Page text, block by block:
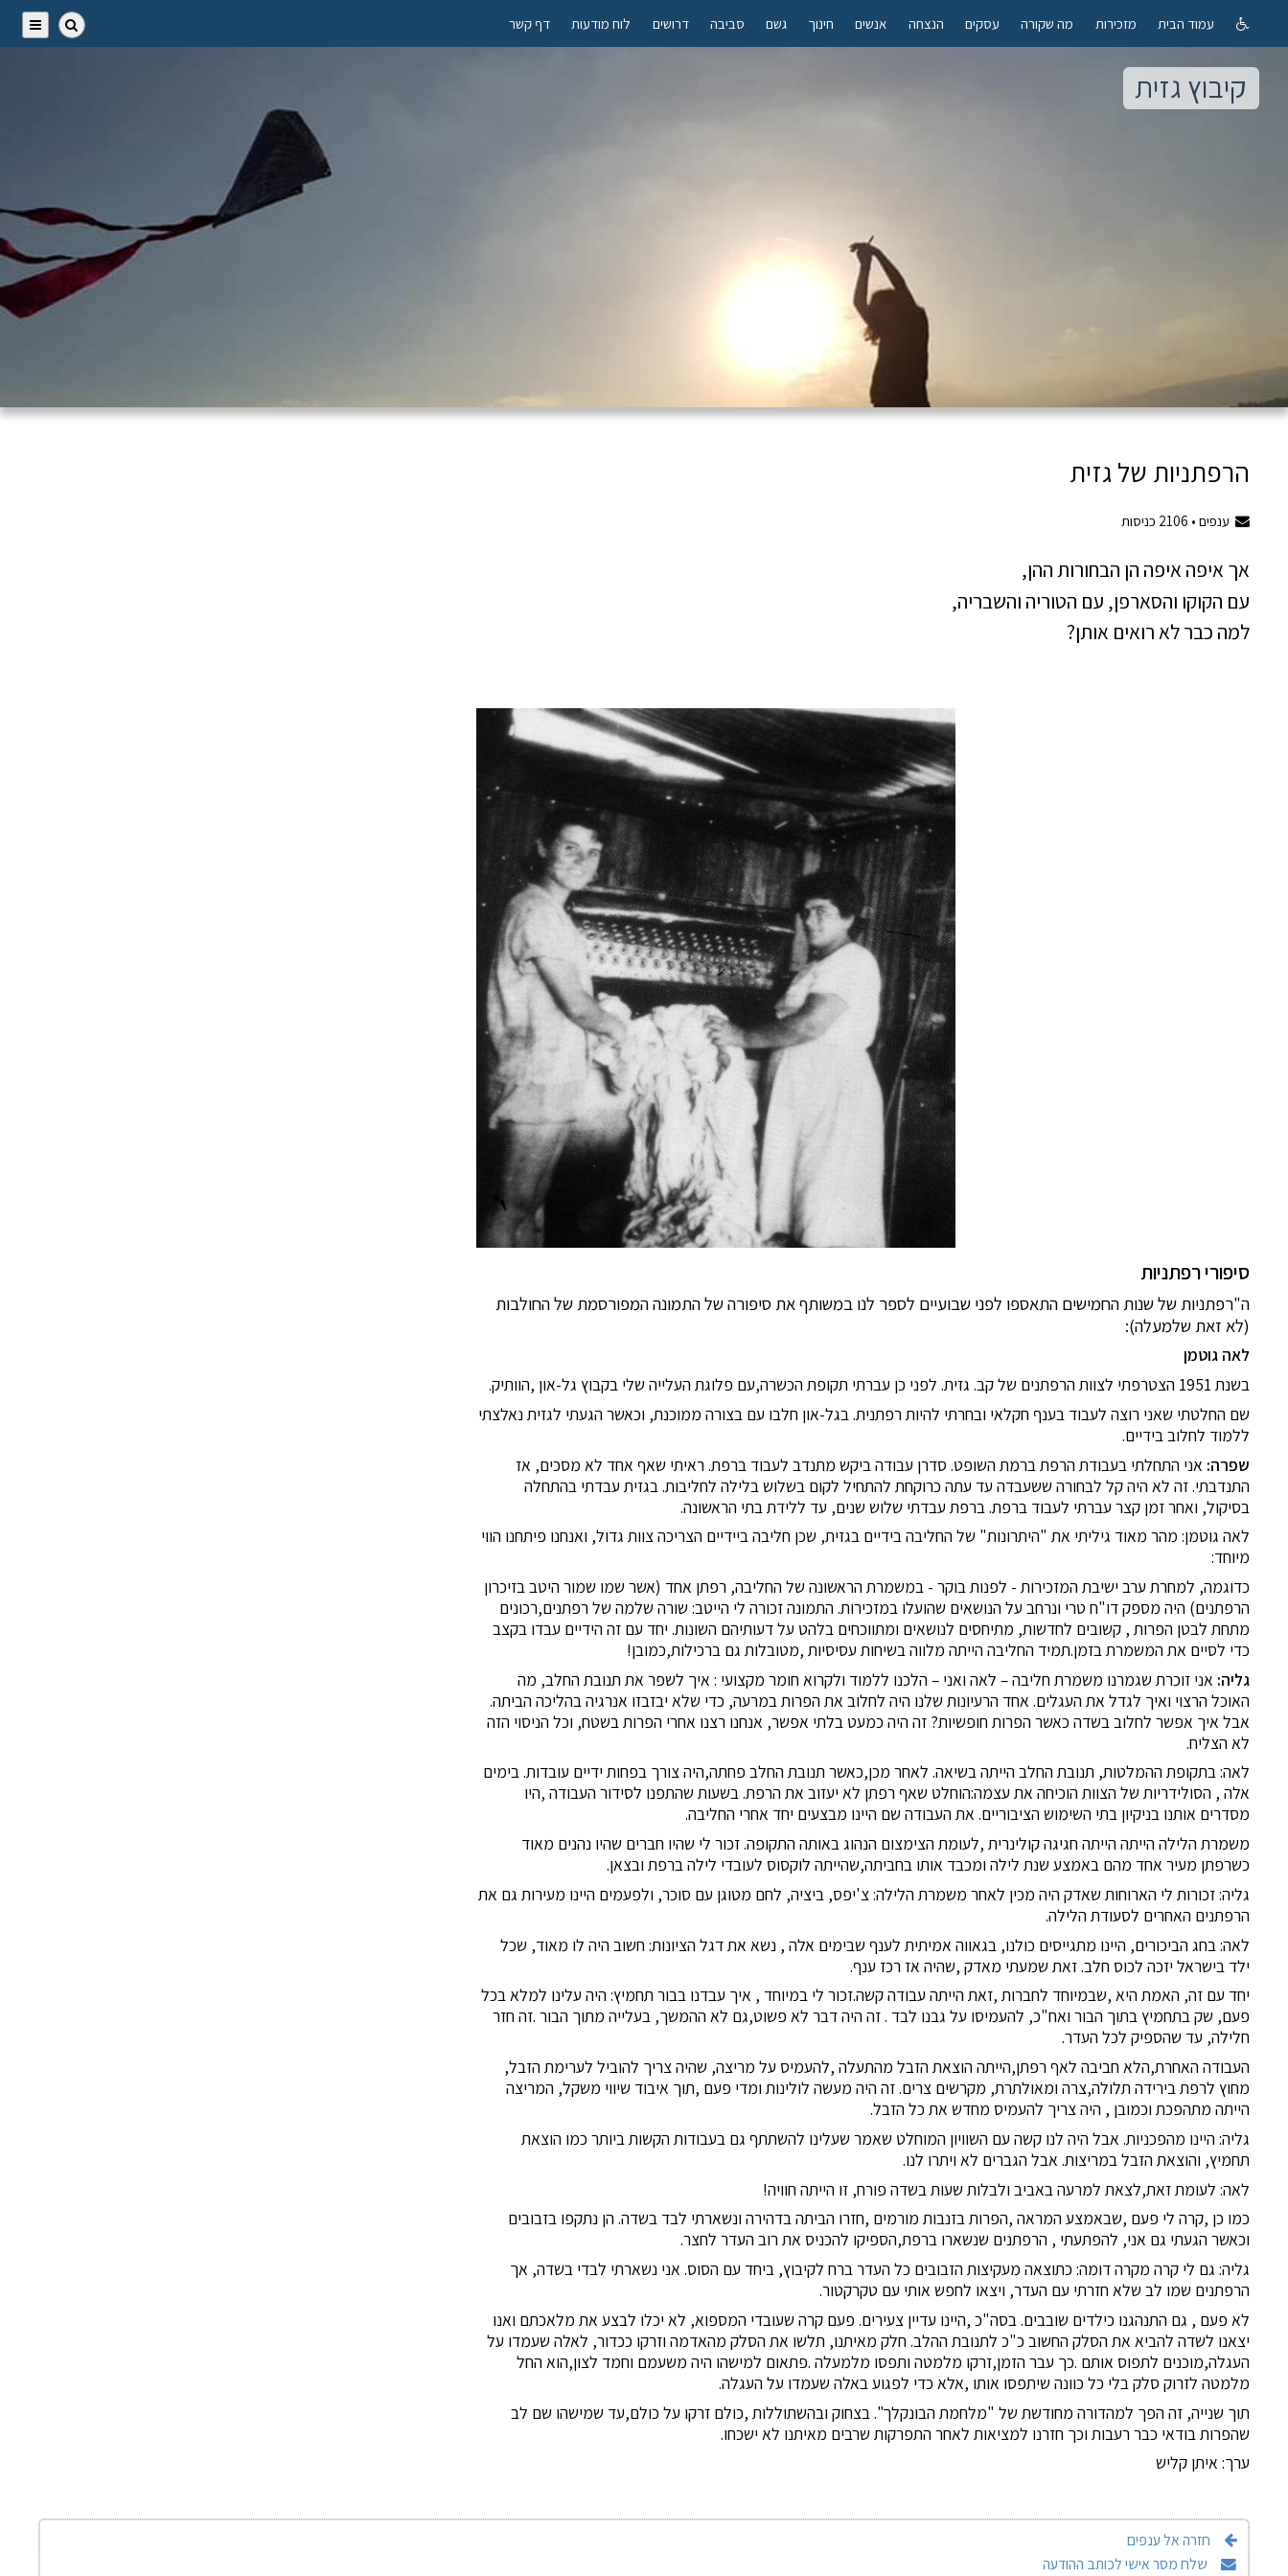
עמוד הבית מזכירות מה שקורה עסקים הנצחה אנשים חינוך גשם סביבה דרושים לוח מודעות דף קשר
קיבוץ גזית
הרפתניות של גזית
ענפים • 2106 כניסות
אך איפה איפה הן הבחורות ההן,
עם הקוקו והסארפן, עם הטוריה והשבריה,
למה כבר לא רואים אותן?
סיפורי רפתניות
ה"רפתניות של שנות החמישים התאספו לפני שבועיים לספר לנו במשותף את סיפורה של התמונה המפורסמת של החולבות
(לא זאת שלמעלה):
לאה גוטמן
בשנת 1951 הצטרפתי לצוות הרפתנים של קב. גזית. לפני כן עברתי תקופת הכשרה,עם פלוגת העלייה שלי בקבוץ גל-און ,הוותיק.
שם החלטתי שאני רוצה לעבוד בענף חקלאי ובחרתי להיות רפתנית. בגל-און חלבו עם בצורה ממוכנת, וכאשר הגעתי לגזית נאלצתי
ללמוד לחלוב בידיים.
שפרה: אני התחלתי בעבודת הרפת ברמת השופט. סדרן עבודה ביקש מתנדב לעבוד ברפת. ראיתי שאף אחד לא מסכים, אז
התנדבתי. זה לא היה קל לבחורה ששעבדה עד עתה כרוקחת להתחיל לקום בשלוש בלילה לחליבות. בגזית עבדתי בהתחלה
בסיקול, ואחר זמן קצר עברתי לעבוד ברפת. ברפת עבדתי שלוש שנים, עד ללידת בתי הראשונה.
לאה גוטמן: מהר מאוד גיליתי את "היתרונות" של החליבה בידיים בגזית, שכן חליבה ביידיים הצריכה צוות גדול, ואנחנו פיתחנו הווי
מיוחד:
כדוגמה, למחרת ערב ישיבת המזכירות - לפנות בוקר - במשמרת הראשונה של החליבה, רפתן אחד (אשר שמו שמור היטב בזיכרון
הרפתנים) היה מספק דו"ח טרי ונרחב על הנושאים שהועלו במזכירות. התמונה זכורה לי הייטב: שורה שלמה של רפתנים,רכונים
מתחת לבטן הפרות , קשובים לחדשות, מתיחסים לנושאים ומתווכחים בלהט על דעותיהם השונות. יחד עם זה הידיים עבדו בקצב
כדי לסיים את המשמרת בזמן.תמיד החליבה הייתה מלווה בשיחות עסיסיות ,מטובלות גם ברכילות,כמובן!
גליה: אני זוכרת שגמרנו משמרת חליבה – לאה ואני – הלכנו ללמוד ולקרוא חומר מקצועי : איך לשפר את תנובת החלב, מה
האוכל הרצוי ואיך לגדל את העגלים. אחד הרעיונות שלנו היה לחלוב את הפרות במרעה, כדי שלא יבזבזו אנרגיה בהליכה הביתה.
אבל איך אפשר לחלוב בשדה כאשר הפרות חופשיות? זה היה כמעט בלתי אפשר, אנחנו רצנו אחרי הפרות בשטח, וכל הניסוי הזה
לא הצליח.
לאה: בתקופת ההמלטות, תנובת החלב הייתה בשיאה. לאחר מכן,כאשר תנובת החלב פחתה,היה צורך בפחות ידיים עובדות. בימים
אלה , הסולידריות של הצוות הוכיחה את עצמה:הוחלט שאף רפתן לא יעזוב את הרפת. בשעות שהתפנו לסידור העבודה ,היו
מסדרים אותנו בניקיון בתי השימוש הציבוריים. את העבודה שם היינו מבצעים יחד אחרי החליבה.
משמרת הלילה הייתה הייתה חגיגה קולינרית ,לעומת הצימצום הנהוג באותה התקופה. זכור לי שהיו חברים שהיו נהנים מאוד
כשרפתן מעיר אחד מהם באמצע שנת לילה ומכבד אותו בחביתה,שהייתה לוקסוס לעובדי לילה ברפת ובצאן.
גליה: זכורות לי הארוחות שאדק היה מכין לאחר משמרת הלילה: צ'יפס, ביציה, לחם מטוגן עם סוכר, ולפעמים היינו מעירות גם את
הרפתנים האחרים לסעודת הלילה.
לאה: בחג הביכורים, היינו מתגייסים כולנו, בגאווה אמיתית לענף שבימים אלה , נשא את דגל הציונות: חשוב היה לו מאוד, שכל
ילד בישראל יזכה לכוס חלב. זאת שמעתי מאדק ,שהיה אז רכז ענף.
יחד עם זה, האמת היא ,שבמיוחד לחברות ,זאת הייתה עבודה קשה.זכור לי במיוחד , איך עבדנו בבור תחמיץ: היה עלינו למלא בכל
פעם, שק בתחמיץ בתוך הבור ואח"כ, להעמיסו על גבנו לבד . זה היה דבר לא פשוט,גם לא ההמשך, בעלייה מתוך הבור .זה חזר
חלילה, עד שהספיק לכל העדר.
העבודה האחרת,הלא חביבה לאף רפתן,הייתה הוצאת הזבל מהתעלה ,להעמיס על מריצה, שהיה צריך להוביל לערימת הזבל,
מחוץ לרפת בירידה תלולה,צרה ומאולתרת, מקרשים צרים. זה היה מעשה לולינות ומדי פעם ,תוך איבוד שיווי משקל, המריצה
הייתה מתהפכת וכמובן , היה צריך להעמיס מחדש את כל הזבל.
גליה: היינו מהפכניות. אבל היה לנו קשה עם השוויון המוחלט שאמר שעלינו להשתתף גם בעבודות הקשות ביותר כמו הוצאת
תחמיץ, והוצאת הזבל במריצות. אבל הגברים לא ויתרו לנו.
לאה: לעומת זאת,לצאת למרעה באביב ולבלות שעות בשדה פורח, זו הייתה חוויה!
כמו כן ,קרה לי פעם ,שבאמצע המראה ,הפרות בזנבות מורמים ,חזרו הביתה בדהירה ונשארתי לבד בשדה. הן נתקפו בזבובים
וכאשר הגעתי גם אני, להפתעתי , הרפתנים שנשארו ברפת,הספיקו להכניס את רוב העדר לחצר.
גליה: גם לי קרה מקרה דומה: כתוצאה מעקיצות הזבובים כל העדר ברח לקיבוץ, ביחד עם הסוס. אני נשארתי לבדי בשדה, אך
הרפתנים שמו לב שלא חזרתי עם העדר, ויצאו לחפש אותי עם טקרקטור.
לא פעם , גם התנהגנו כילדים שובבים. בסה"כ ,היינו עדיין צעירים. פעם קרה שעובדי המספוא, לא יכלו לבצע את מלאכתם ואנו
יצאנו לשדה להביא את הסלק החשוב כ"כ לתנובת ההלב. חלק מאיתנו, תלשו את הסלק מהאדמה וזרקו ככדור, לאלה שעמדו על
העגלה,מוכנים לתפוס אותם .כך עבר הזמן,זרקו מלמטה ותפסו מלמעלה .פתאום למישהו היה משעמם וחמד לצון,הוא החל
מלמטה לזרוק סלק בלי כל כוונה שיתפסו אותו ,אלא כדי לפגוע באלה שעמדו על העגלה.
תוך שנייה, זה הפך למהדורה מחודשת של "מלחמת הבונקלך". בצחוק ובהשתוללות ,כולם זרקו על כולם,עד שמישהו שם לב
שהפרות בודאי כבר רעבות וכך חזרנו למציאות לאחר התפרקות שרבים מאיתנו לא ישכחו.
ערך: איתן קליש
חזרה אל ענפים
שלח מסר אישי לכותב ההודעה